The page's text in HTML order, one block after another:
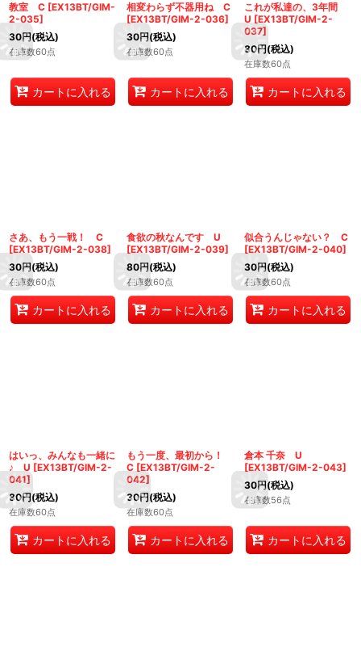
教室 C [EX13BT/GIM-
2-035]
30円(税込)
在庫数60点
カートに入れる
相変わらず不器用ね C
[EX13BT/GIM-2-036]
30円(税込)
在庫数60点
カートに入れる
これが私達の、3年間
U [EX13BT/GIM-2-
037]
80円(税込)
在庫数60点
カートに入れる
さあ、もう一戦！ C
[EX13BT/GIM-2-038]
30円(税込)
在庫数60点
カートに入れる
食欲の秋なんです U
[EX13BT/GIM-2-039]
80円(税込)
在庫数60点
カートに入れる
似合うんじゃない？ C
[EX13BT/GIM-2-040]
30円(税込)
在庫数60点
カートに入れる
はいっ、みんなも一緒に
♪ U [EX13BT/GIM-2-
041]
80円(税込)
在庫数60点
カートに入れる
もう一度、最初から！
C [EX13BT/GIM-2-
042]
30円(税込)
在庫数60点
カートに入れる
倉本 千奈 U
[EX13BT/GIM-2-043]
30円(税込)
在庫数56点
カートに入れる